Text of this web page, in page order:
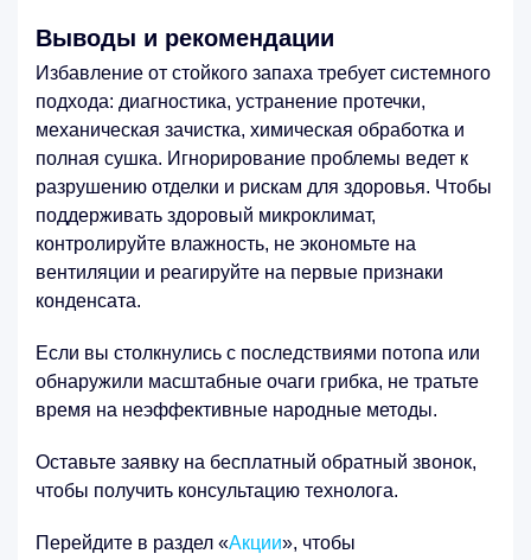
Выводы и рекомендации
Избавление от стойкого запаха требует системного
подхода: диагностика, устранение протечки,
механическая зачистка, химическая обработка и
полная сушка. Игнорирование проблемы ведет к
разрушению отделки и рискам для здоровья. Чтобы
поддерживать здоровый микроклимат,
контролируйте влажность, не экономьте на
вентиляции и реагируйте на первые признаки
конденсата.
Если вы столкнулись с последствиями потопа или
обнаружили масштабные очаги грибка, не тратьте
время на неэффективные народные методы.
Оставьте заявку на бесплатный обратный звонок,
чтобы получить консультацию технолога.
Перейдите в раздел «Акции», чтобы